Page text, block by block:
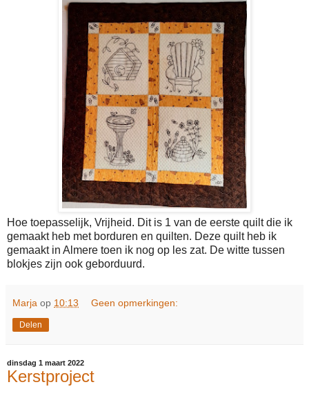
Hoe toepasselijk, Vrijheid. Dit is 1 van de eerste quilt die ik
gemaakt heb met borduren en quilten. Deze quilt heb ik
gemaakt in Almere toen ik nog op les zat. De witte tussen
blokjes zijn ook geborduurd.
Marja op 10:13 Geen opmerkingen:
Delen
dinsdag 1 maart 2022
Kerstproject